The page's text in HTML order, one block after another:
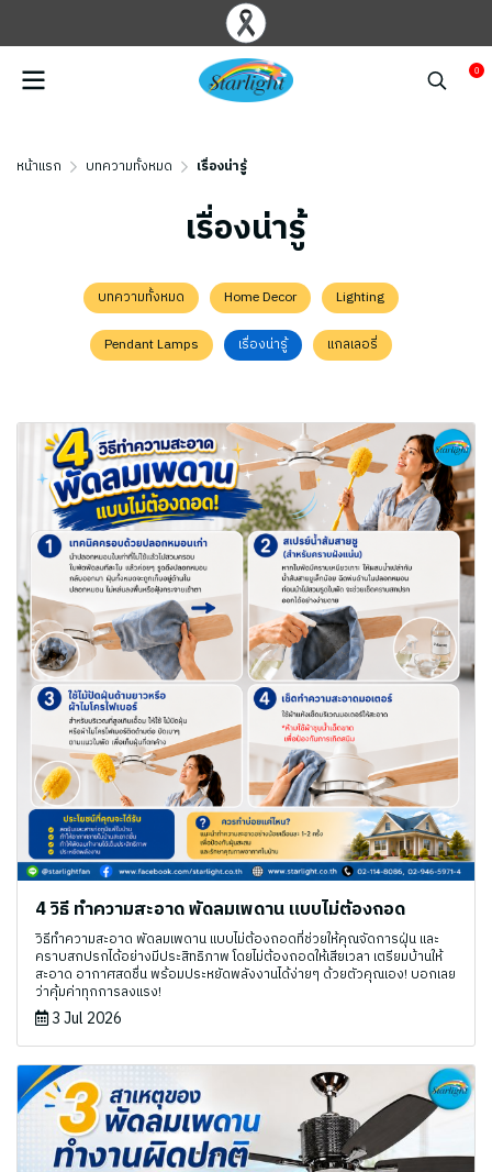
0
หน้าแรก บทความทั้งหมด เรื่องน่ารู้
เรื่องน่ารู้
บทความทั้งหมด Home Decor Lighting
Pendant Lamps เรื่องน่ารู้ แกลเลอรี่
4 วิธี ทำความสะอาด พัดลมเพดาน แบบไม่ต้องถอด
วิธีทำความสะอาด พัดลมเพดาน แบบไม่ต้องถอดที่ช่วยให้คุณจัดการฝุ่น และ
คราบสกปรกได้อย่างมีประสิทธิภาพ โดยไม่ต้องถอดให้เสียเวลา เตรียมบ้านให้
สะอาด อากาศสดชื่น พร้อมประหยัดพลังงานได้ง่ายๆ ด้วยตัวคุณเอง! บอกเลย
ว่าคุ้มค่าทุกการลงแรง!
3 Jul 2026